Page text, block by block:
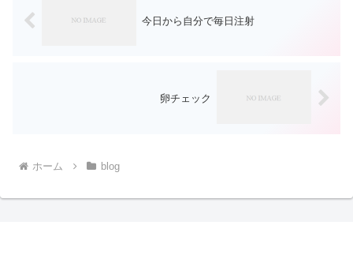
今日から自分で毎日注射
卵チェック
ホーム blog